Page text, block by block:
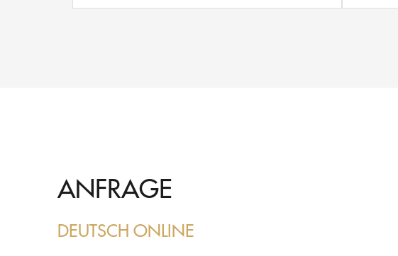
ANFRAGE
DEUTSCH ONLINE